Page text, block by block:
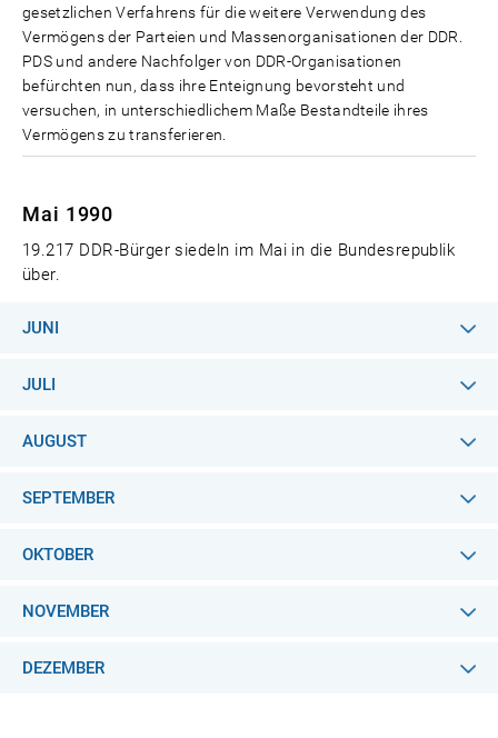
gesetzlichen Verfahrens für die weitere Verwendung des
Vermögens der Parteien und Massenorganisationen der DDR.
PDS und andere Nachfolger von DDR-Organisationen
befürchten nun, dass ihre Enteignung bevorsteht und
versuchen, in unterschiedlichem Maße Bestandteile ihres
Vermögens zu transferieren.
Mai 1990
19.217 DDR-Bürger siedeln im Mai in die Bundesrepublik
über.
JUNI
JULI
AUGUST
SEPTEMBER
OKTOBER
NOVEMBER
DEZEMBER